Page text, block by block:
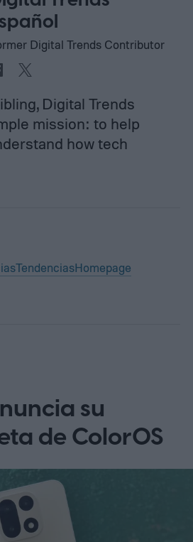
Digital Trends Contributor
Digital Trends
mission: to help
how tech
TendenciasHomepage
su
de ColorOS